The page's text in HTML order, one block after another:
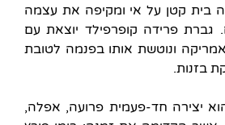
בית קטן על אי ומקיפה את עצמה
גברת פרידה קופרפילד יוצאת עם
ונוטשת אותו בפנמה לטובת
בזנות.
יצירה חד-פעמית פרועה, אפלה,